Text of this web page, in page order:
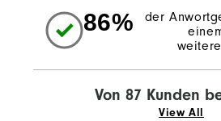
86%
der
Von 87 Kunden
View All